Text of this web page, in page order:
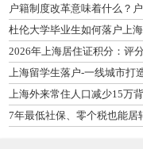
户籍制度改革意味着什么？
杜伦大学毕业生如何落户上
2026年上海居住证积分：评
上海留学生落户-一线城市打
上海外来常住人口减少15万
7年最低社保、零个税也能居